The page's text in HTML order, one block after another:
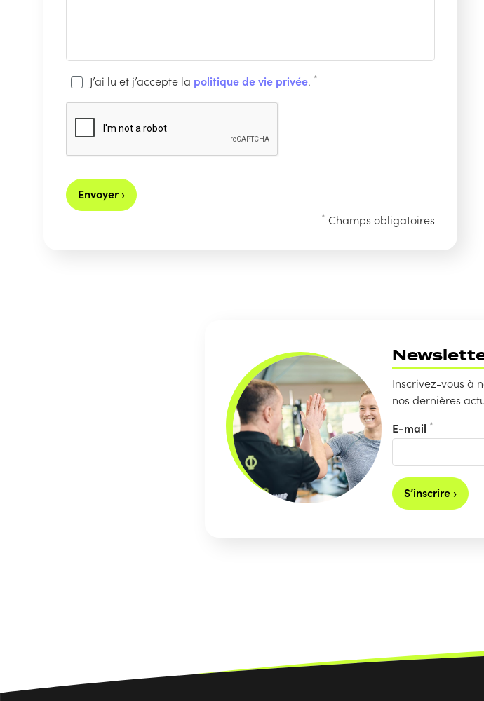
J’ai lu et j’accepte la politique de vie privée. *
Envoyer ›
* Champs obligatoires
Inscrivez-vous à
nos dernières
E-mail *
S’inscrire ›